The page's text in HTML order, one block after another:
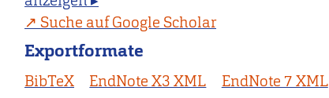
Suche auf Google Scholar
Exportformate
BibTeX EndNote X3 XML EndNote 7 XML